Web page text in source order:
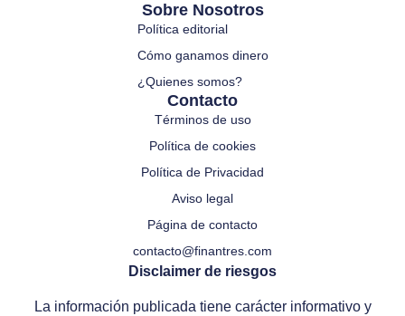
Sobre Nosotros
Política editorial
Cómo ganamos dinero
¿Quienes somos?
Contacto
Términos de uso
Política de cookies
Política de Privacidad
Aviso legal
Página de contacto
contacto@finantres.com
Disclaimer de riesgos
La información publicada tiene carácter informativo y